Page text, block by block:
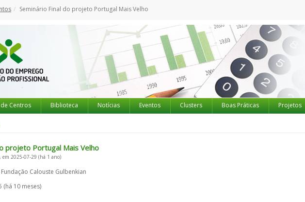
Seminário Final do projeto Portugal Mais Velho
Centros Biblioteca Notícias Eventos Clusters Boas Práticas Projetos
projeto Portugal Mais Velho
em 2025-07-29 (há 1 ano)
Calouste Gulbenkian
(há 10 meses)